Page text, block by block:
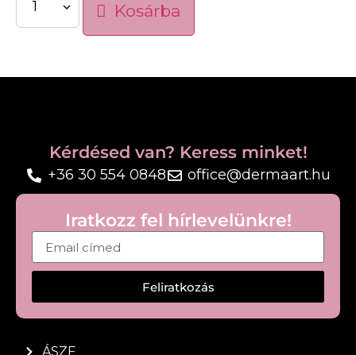
panthenollal.
Antioxidáns védelmet nyújt a vadcsipkebogyó
Kosárba
Iratkozz fel hírlevelünkre!
Feliratkozás
Kérdésed van? Keress minket!
+36 30 554 0848 office@dermaart.hu
ÁSZF